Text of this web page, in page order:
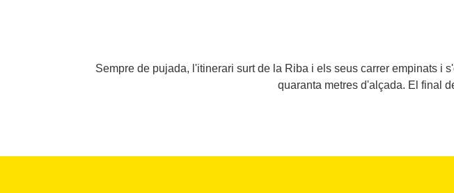
Sempre de pujada, l'itinerari surt de la Riba i els seus carrer empinats
quaranta metres d'alçada. El final